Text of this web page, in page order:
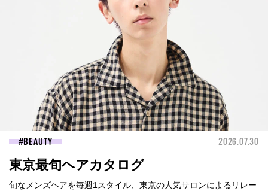
BEAUTY 2026.07.30
東京最旬ヘアカタログ
旬なメンズヘアを毎週1スタイル、東京の人気サロンによるリレー